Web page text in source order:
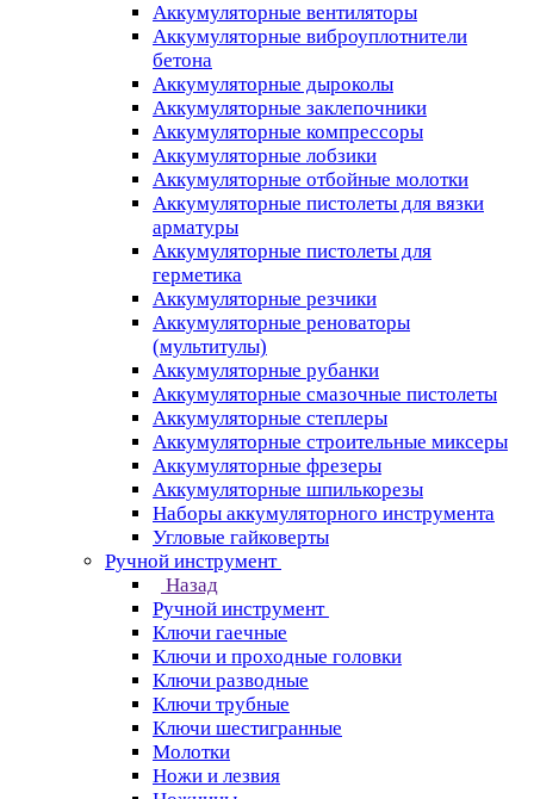
Аккумуляторные вентиляторы
Аккумуляторные виброуплотнители
бетона
Аккумуляторные дыроколы
Аккумуляторные заклепочники
Аккумуляторные компрессоры
Аккумуляторные лобзики
Аккумуляторные отбойные молотки
Аккумуляторные пистолеты для вязки
арматуры
Аккумуляторные пистолеты для
герметика
Аккумуляторные резчики
Аккумуляторные реноваторы
(мультитулы)
Аккумуляторные рубанки
Аккумуляторные смазочные пистолеты
Аккумуляторные степлеры
Аккумуляторные строительные миксеры
Аккумуляторные фрезеры
Аккумуляторные шпилькорезы
Наборы аккумуляторного инструмента
Угловые гайковерты
Ручной инструмент
Назад
Ручной инструмент
Ключи гаечные
Ключи и проходные головки
Ключи разводные
Ключи трубные
Ключи шестигранные
Молотки
Ножи и лезвия